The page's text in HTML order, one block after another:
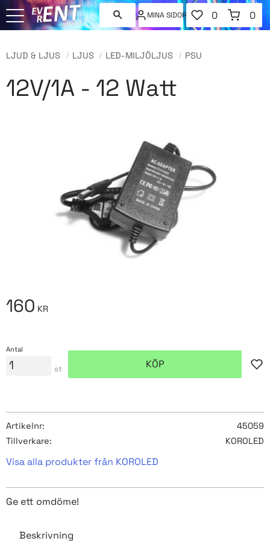
MINA SIDOR
FAVORITER
ANTAL
0
KUNDVAGN
0
LJUD & LJUS LJUS LED-MILJÖLJUS PSU
12V/1A - 12 Watt
160 KR
Antal
st KÖP
Artikelnr
45059
Tillverkare
KOROLED
Visa alla produkter från KOROLED
Ge ett omdöme!